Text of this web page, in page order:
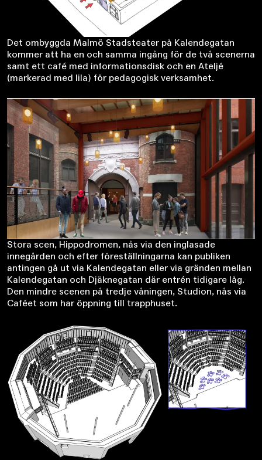
Det ombyggda Malmö Stadsteater på Kalendegatan
kommer att ha en och samma ingång för de två scenerna
samt ett café med informationsdisk och en Ateljé
(markerad med lila) för pedagogisk verksamhet.
Stora scen, Hippodromen, nås via den inglasade
innegården och efter föreställningarna kan publiken
antingen gå ut via Kalendegatan eller via gränden mellan
Kalendegatan och Djäknegatan där entrén tidigare låg.
Den mindre scenen på tredje våningen, Studion, nås via
Caféet som har öppning till trapphuset.